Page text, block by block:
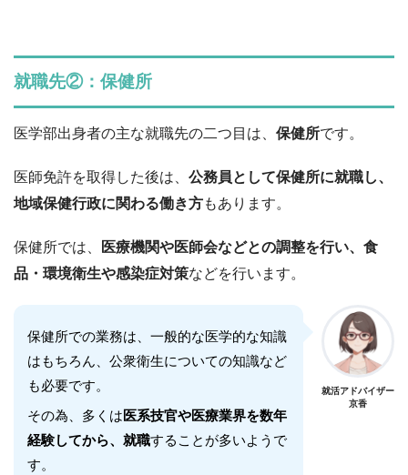
就職先②：保健所
医学部出身者の主な就職先の二つ目は、 保健所です。
医師免許を取得した後は、 公務員として保健所に就職し、
地域保健行政に関わる働き方もあります。
保健所では、
医療機関や医師会などとの調整を行い、食
品・環境衛生や感染症対策などを行います。
保健所での業務は、一般的な医学的な知識
はもちろん、公衆衛生についての知識など
も必要です。
その為、多くは医系技官や医療業界を数年
経験してから、就職することが多いようで
す。
就活アドバイザー
京香